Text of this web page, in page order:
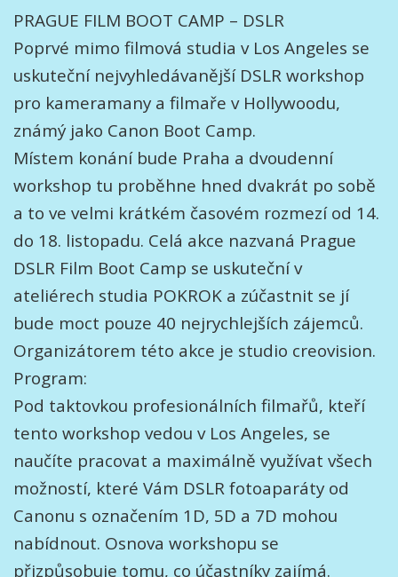
PRAGUE FILM BOOT CAMP – DSLR
Poprvé mimo filmová studia v Los Angeles se
uskuteční nejvyhledávanější DSLR workshop
pro kameramany a filmaře v Hollywoodu,
známý jako Canon Boot Camp.
Místem konání bude Praha a dvoudenní
workshop tu proběhne hned dvakrát po sobě
a to ve velmi krátkém časovém rozmezí od 14.
do 18. listopadu. Celá akce nazvaná Prague
DSLR Film Boot Camp se uskuteční v
ateliérech studia POKROK a zúčastnit se jí
bude moct pouze 40 nejrychlejších zájemců.
Organizátorem této akce je studio creovision.
Program:
Pod taktovkou profesionálních filmařů, kteří
tento workshop vedou v Los Angeles, se
naučíte pracovat a maximálně využívat všech
možností, které Vám DSLR fotoaparáty od
Canonu s označením 1D, 5D a 7D mohou
nabídnout. Osnova workshopu se
přizpůsobuje tomu, co účastníky zajímá.